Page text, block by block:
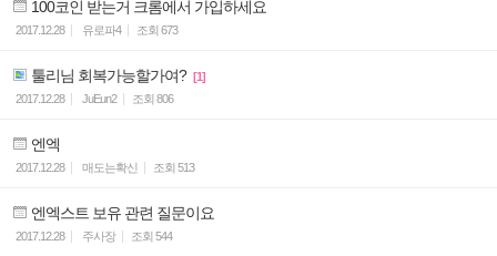
100코인 받는거 크롬에서 가입하세요
2017.12.28 유로파4 조회 673
툴리님 회복가능할가여? [1]
2017.12.28
JuEun2 조회 806
엔엑
2017.12.28 매도는확신 조회 513
엔엑스트 보유 관련 질문이요
2017.12.28 주사장 조회 544